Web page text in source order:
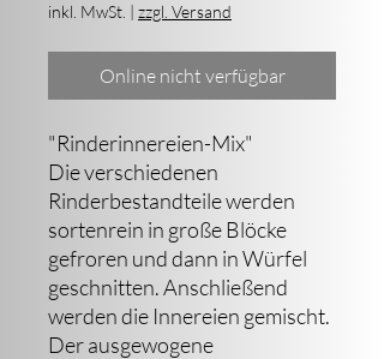
inkl. MwSt. | zzgl. Versand
Online nicht verfügbar
"Rinderinnereien-Mix"
Die verschiedenen
Rinderbestandteile werden
sortenrein in große Blöcke
gefroren und dann in Würfel
geschnitten. Anschließend
werden die Innereien gemischt.
Der ausgewogene